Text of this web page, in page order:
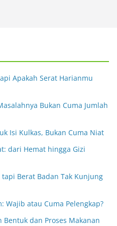
Apakah Serat Harianmu
Bukan Cuma Jumlah
Isi Kulkas, Bukan Cuma Niat
dari Hemat hingga Gizi
Berat Badan Tak Kunjung
Wajib atau Cuma Pelengkap?
dan Proses Makanan